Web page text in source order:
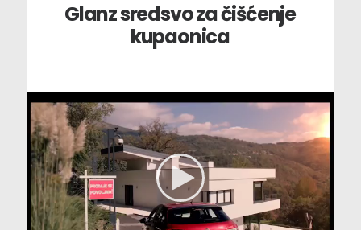
Glanz sredsvo za čišćenje
kupaonica